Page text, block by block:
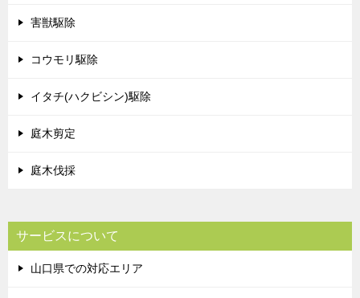
害獣駆除
コウモリ駆除
イタチ(ハクビシン)駆除
庭木剪定
庭木伐採
サービスについて
山口県での対応エリア